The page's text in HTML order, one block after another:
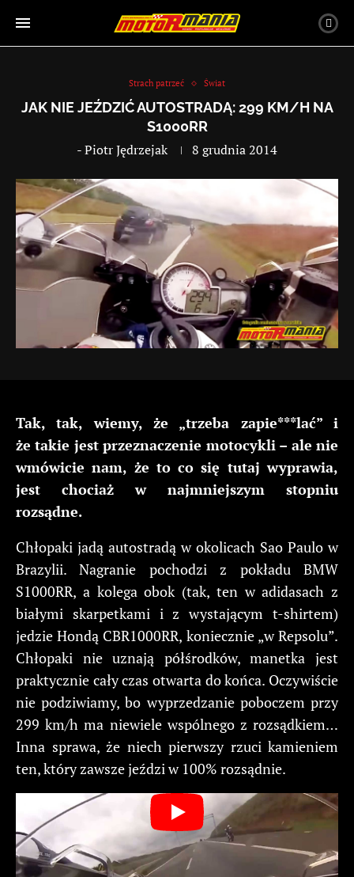
Strach patrzeć Świat
JAK NIE JEŹDZIĆ AUTOSTRADĄ: 299 KM/H NA
S1000RR
-Piotr Jędrzejak 8 grudnia 2014
Tak, tak, wiemy, że „trzeba zapie***lać” i
że takie jest przeznaczenie motocykli – ale nie
wmówicie nam, że to co się tutaj wyprawia,
jest chociaż w najmniejszym stopniu
rozsądne.
Chłopaki jadą autostradą w okolicach Sao Paulo w
Brazylii. Nagranie pochodzi z pokładu BMW
S1000RR, a kolega obok (tak, ten w adidasach z
białymi skarpetkami i z wystającym t-shirtem)
jedzie Hondą CBR1000RR, koniecznie „w Repsolu”.
Chłopaki nie uznają półśrodków, manetka jest
praktycznie cały czas otwarta do końca. Oczywiście
nie podziwiamy, bo wyprzedzanie poboczem przy
299 km/h ma niewiele wspólnego z rozsądkiem…
Inna sprawa, że niech pierwszy rzuci kamieniem
ten, który zawsze jeździ w 100% rozsądnie.